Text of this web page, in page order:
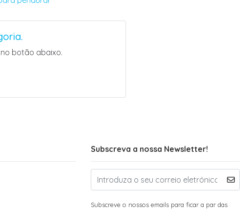
botão abaixo.
Subscreva a nossa Newsletter!
Subscreve o nossos emails para ficar a par das